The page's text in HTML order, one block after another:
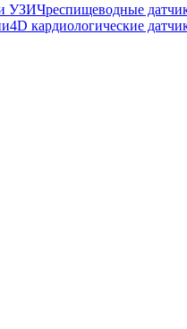
УЗИЧреспищеводные
4D кардиологические